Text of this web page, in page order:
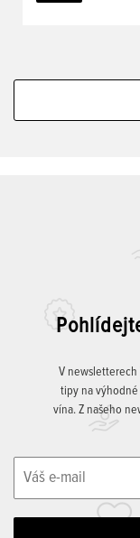
V newsletterech
tipy na výhodné
vína. Z našeho